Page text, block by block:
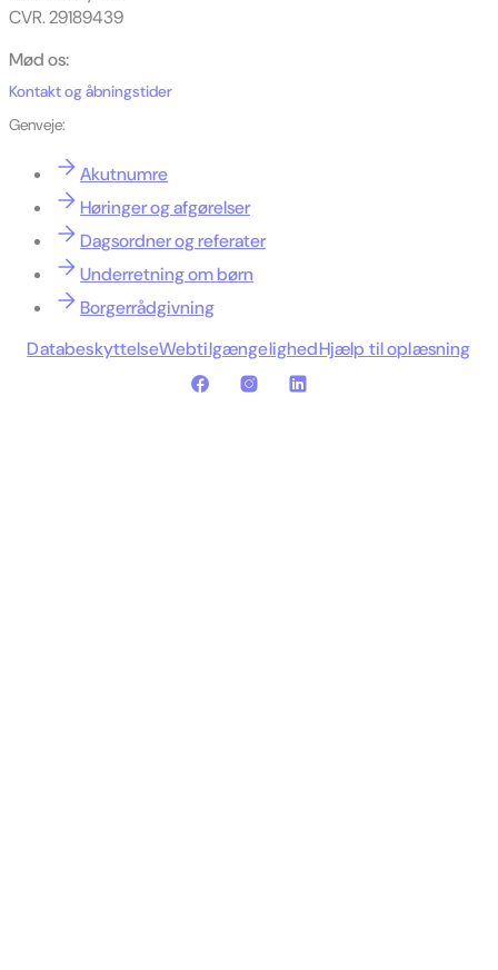
CVR. 29189439
Mød os:
Kontakt og åbningstider
Genveje:
Akutnumre
Høringer og afgørelser
Dagsordner og referater
Underretning om børn
Borgerrådgivning
DatabeskyttelseWebtilgængelighedHjælp til oplæsning